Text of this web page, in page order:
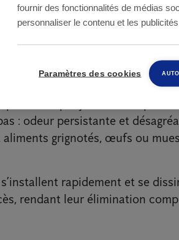
une
puissent causer
passer inaperçue dans un
: odeur persistante et
aliments grignotés, œufs ou
rapidement et se
rendant leur élimination
fournir des fonctionnalités de médias
personnaliser le contenu et les
Paramètres des cookies